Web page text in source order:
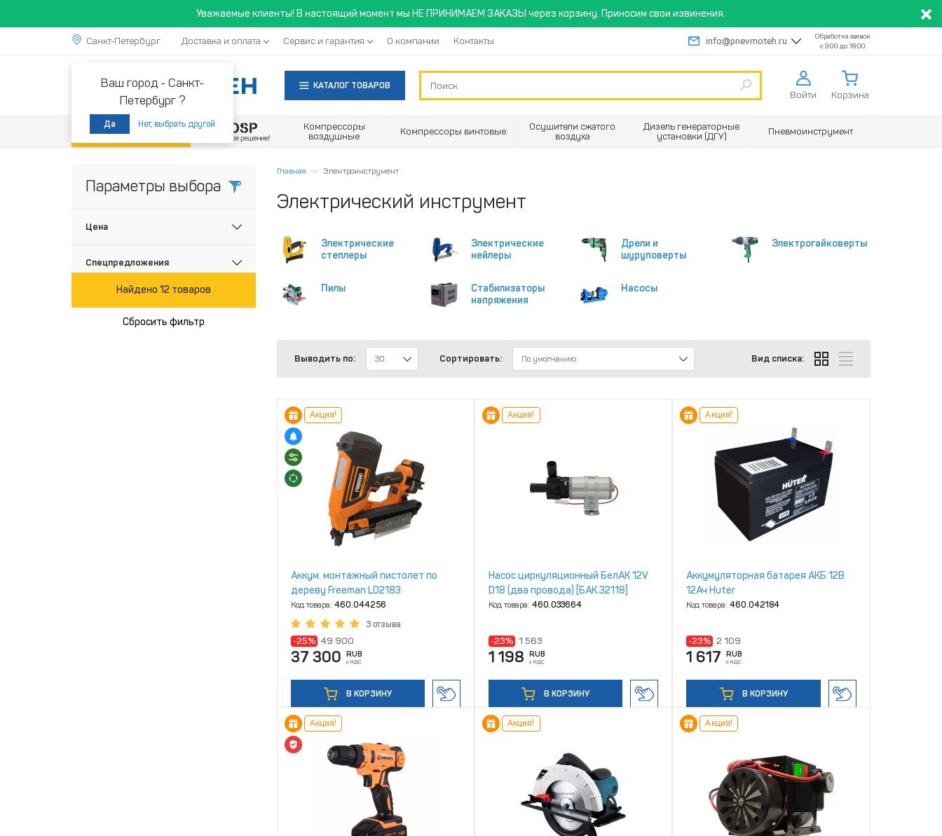
Уважаемые клиенты! В настоящий момент мы НЕ ПРИНИМАЕМ ЗАКАЗЫ через корзину. Приносим свои извинения.
Санкт-Петербург
Ваш город - Санкт-
Петербург ?
Да Нет, выбрать другой
Доставка и оплата Сервис и гарантия О компании Контакты info@pnevmoteh.ru
Обработка заявок
с 9:00 до 18:00
КАТАЛОГ ТОВАРОВ
Войти Корзина
Акции
Компрессоры
воздушные
Компрессоры винтовые
Осушители сжатого
воздуха
Дизель генераторные
установки (ДГУ)
Пневмоинструмент
Параметры выбора
Цена
Спецпредложения
Найдено 12 товаров
Сбросить фильтр
Главная Электроинструмент
Электрический инструмент
Электрические
степлеры
Электрические
нейлеры
Дрели и
шуруповерты
Электрогайковерты
Пилы
Стабилизаторы
напряжения
Насосы
Выводить по: 30 Сортировать: По умолчанию Вид списка:
Акция!
Аккум. монтажный пистолет по
дереву Freeman LD2183
Код товара: 460.044256
3 отзыва
-25% 49 900
37 300 RUB
с НДС
В КОРЗИНУ
Акция!
Насос циркуляционный БелАК 12V
D18 (два провода) [БАК.32118]
Код товара: 460.033664
-23% 1 563
1 198 RUB
с НДС
В КОРЗИНУ
Акция!
Аккумуляторная батарея АКБ 12В
12Ач Huter
Код товара:460.042184
-23% 2 109
1 617 RUB
с НДС
В КОРЗИНУ
Акция! Акция! Акция!